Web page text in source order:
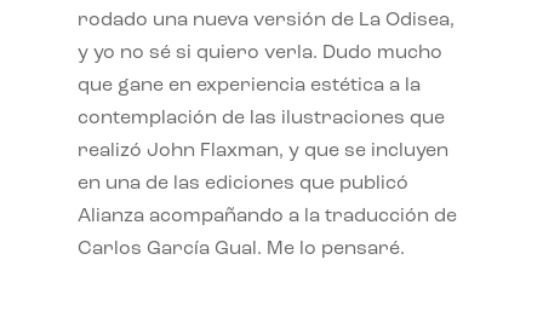
rodado una nueva versión de La Odisea,
y yo no sé si quiero verla. Dudo mucho
que gane en experiencia estética a la
contemplación de las ilustraciones que
realizó John Flaxman, y que se incluyen
en una de las ediciones que publicó
Alianza acompañando a la traducción de
Carlos García Gual. Me lo pensaré.